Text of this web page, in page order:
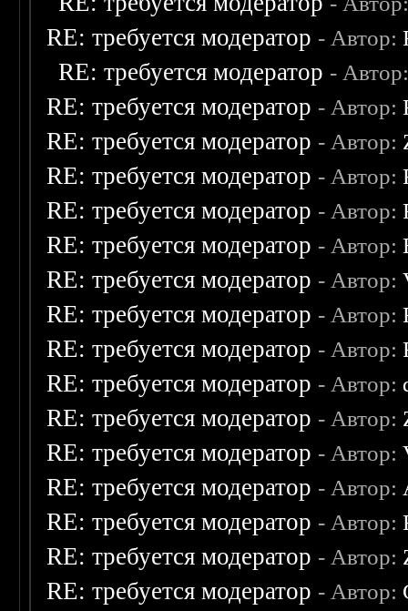
RE: требуется модератор - Автор:
RE: требуется модератор -
RE: требуется модератор - Автор:
RE: требуется модератор - Автор:
RE: требуется модератор - Автор:
RE: требуется модератор - Автор:
RE: требуется модератор - Автор:
RE: требуется модератор - Автор:
RE: требуется модератор - Автор:
RE: требуется модератор - Автор:
RE: требуется модератор - Автор:
RE: требуется модератор - Автор:
RE: требуется модератор - Автор:
RE: требуется модератор - Автор:
RE: требуется модератор - Автор:
RE: требуется модератор - Автор:
RE: требуется модератор - Автор: